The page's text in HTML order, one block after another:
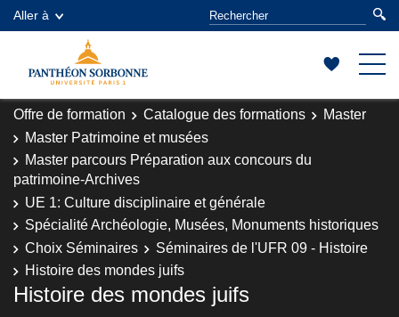
Aller à
Offre de formation Catalogue des formations
Master
Master Patrimoine et musées
Master parcours Préparation aux concours du
patrimoine-Archives
UE 1: Culture disciplinaire et générale
Spécialité Archéologie, Musées, Monuments historiques
Choix Séminaires
Séminaires de l'UFR 09 - Histoire
Histoire des mondes juifs
Histoire des mondes juifs